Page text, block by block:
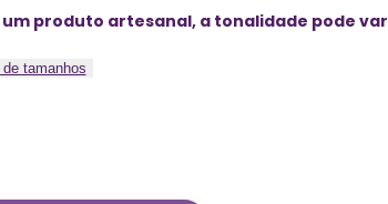
produto artesanal, a tonalidade pode
tamanhos